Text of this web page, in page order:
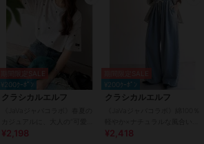
¥200ｸｰﾎﾟﾝ
クラシカルエルフ
い”をプラス。ミニハート刺繍
¥2,198
¥200ｸｰﾎﾟﾝ
クラシカルエルフ
ライトオンスデニムイージー
¥2,418